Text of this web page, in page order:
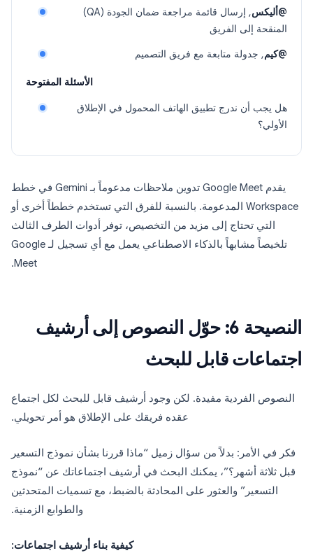
@أليكس
, إرسال قائمة مراجعة ضمان الجودة (QA)
المنقحة إلى الفريق
@كيم, جدولة متابعة مع فريق التصميم
الأسئلة المفتوحة
هل يجب أن ندرج تطبيق الهاتف المحمول في الإطلاق
الأولي؟
يقدم Google Meet تدوين ملاحظات مدعوماً بـ Gemini في خطط
Workspace المدعومة. بالنسبة للفرق التي تستخدم خططاً أخرى أو
التي تحتاج إلى مزيد من التخصيص، توفر أدوات الطرف الثالث
تلخيصاً مشابهاً بالذكاء الاصطناعي يعمل مع أي تسجيل لـ Google
Meet.
النصيحة 6: حوّل النصوص إلى أرشيف
اجتماعات قابل للبحث
النصوص الفردية مفيدة. لكن وجود أرشيف قابل للبحث لكل اجتماع
عقده فريقك على الإطلاق هو أمر تحويلي.
فكر في الأمر: بدلاً من سؤال زميل “ماذا قررنا بشأن نموذج التسعير
قبل ثلاثة أشهر؟”، يمكنك البحث في أرشيف اجتماعاتك عن “نموذج
التسعير” والعثور على المحادثة بالضبط، مع تسميات المتحدثين
والطوابع الزمنية.
كيفية بناء أرشيف اجتماعات: